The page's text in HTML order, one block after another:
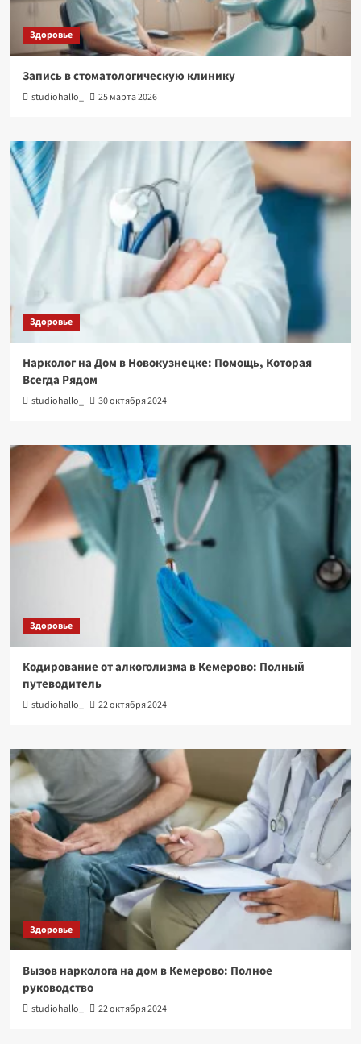
Здоровье
Запись в стоматологическую клинику
studiohallo_ 25 марта 2026
Здоровье
Нарколог на Дом в Новокузнецке: Помощь, Которая
Всегда Рядом
studiohallo_ 30 октября 2024
Здоровье
Кодирование от алкоголизма в Кемерово: Полный
путеводитель
studiohallo_ 22 октября 2024
Здоровье
Вызов нарколога на дом в Кемерово: Полное
руководство
studiohallo_ 22 октября 2024